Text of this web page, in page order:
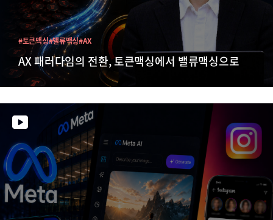
AX 패러다임의 전환, 토큰맥싱에서 밸류맥싱으로
#토큰맥싱#밸류맥싱#AX